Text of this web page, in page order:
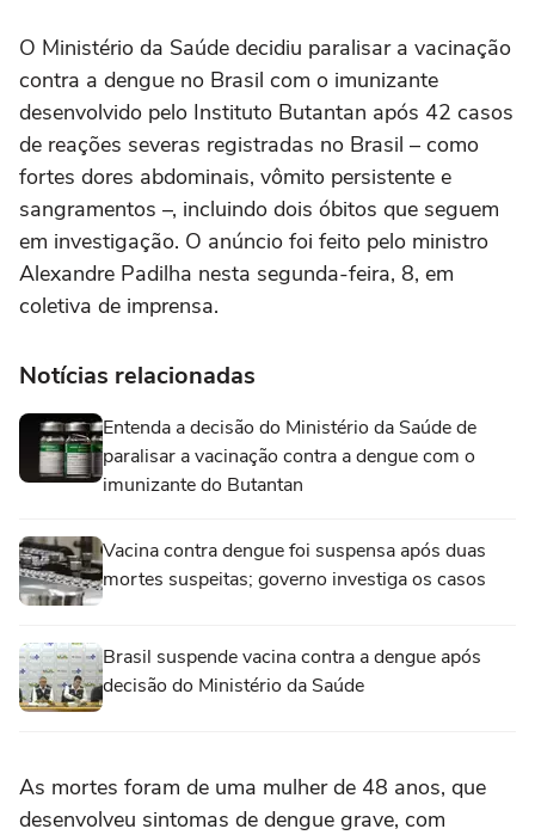
O Ministério da Saúde decidiu paralisar a vacinação
contra a dengue no Brasil com o imunizante
desenvolvido pelo Instituto Butantan após 42 casos
de reações severas registradas no Brasil – como
fortes dores abdominais, vômito persistente e
sangramentos –, incluindo dois óbitos que seguem
em investigação. O anúncio foi feito pelo ministro
Alexandre Padilha nesta segunda-feira, 8, em
coletiva de imprensa.
Notícias relacionadas
Entenda a decisão do Ministério da Saúde de
paralisar a vacinação contra a dengue com o
imunizante do Butantan
Vacina contra dengue foi suspensa após duas
mortes suspeitas; governo investiga os casos
Brasil suspende vacina contra a dengue após
decisão do Ministério da Saúde
As mortes foram de uma mulher de 48 anos, que
desenvolveu sintomas de dengue grave, com